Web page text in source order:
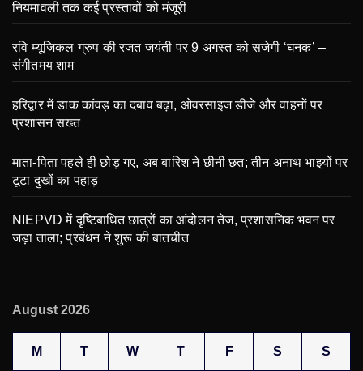
नियमावली तक कई प्रस्तावों को मंजूरी
रवि म्यूजिकल ग्रुप की रजत जयंती पर 9 अगस्त को सजेगी ‘घनक’ –
संगीतमय शाम
हरिद्वार में डाक कांवड़ का दबाव बढ़ा, ओवरसाइज डीजे और वाहनों पर
प्रशासन सख्त
माता-पिता पहले ही छोड़ गए, अब बारिश ने छीनी छत; तीन अनाथ भाइयों पर
टूटा दुखों का पहाड़
NIEPVD में दृष्टिबाधित छात्रों का आंदोलन तेज, प्रशासनिक भवन पर
जड़ा ताला; प्रबंधन ने शुरू की बातचीत
August 2026
M T W T F S S